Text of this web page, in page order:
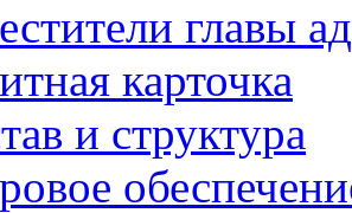
главы
карточка
и структура